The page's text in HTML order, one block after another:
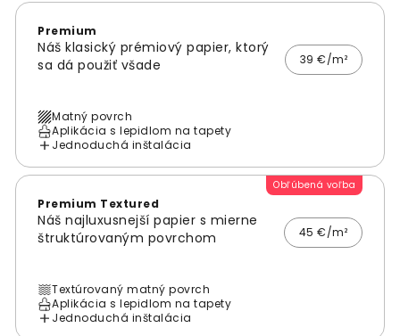
Premium
Náš klasický prémiový papier, ktorý
sa dá použiť všade
39 €/m²
Matný povrch
Aplikácia s lepidlom na tapety
Jednoduchá inštalácia
Obľúbená voľba
Premium Textured
Náš najluxusnejší papier s mierne
štruktúrovaným povrchom
45 €/m²
Textúrovaný matný povrch
Aplikácia s lepidlom na tapety
Jednoduchá inštalácia